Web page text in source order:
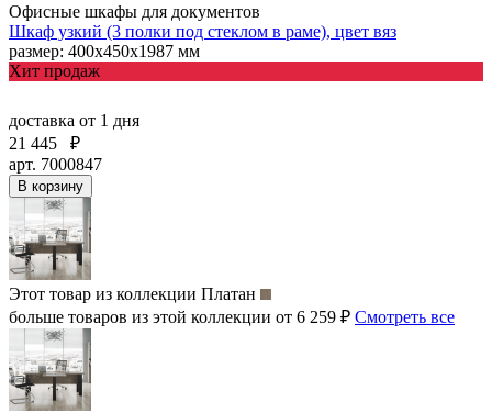
Офисные шкафы для документов
Шкаф узкий (3 полки под стеклом в раме), цвет вяз
размер: 400х450х1987 мм
Хит продаж
доставка от 1 дня
21 445
₽
арт. 7000847
В корзину
Этот товар из коллекции Платан
больше товаров из этой коллекции от 6 259 ₽ Смотреть все